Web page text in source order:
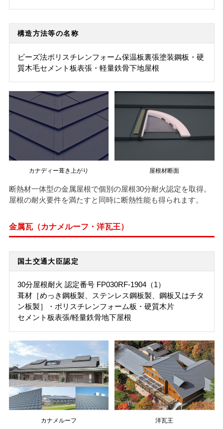
構造方法等の名称
ビーズ法ポリスチレンフォーム保温板裏張塗装鋼板・硬
質木毛セメント板表張・軽量鉄骨下地屋根
カナディー葺き上がり 屋根材断面
断熱材一体型の金属屋根で個別の屋根30分耐火認定を取得。
屋根の耐火要件を満たすと同時に断熱性能も得られます。
金属瓦（カナメルーフ・洋瓦王）
国土交通大臣認定
30分屋根耐火 認定番号 FP030RF-1904（1）
葺材［めっき鋼板製、ステンレス鋼板製、鋼板又はチタ
ン板製］・ポリスチレンフォーム板・硬質木片
セメント板表張/軽量鉄骨地下屋根
カナメルーフ 洋瓦王